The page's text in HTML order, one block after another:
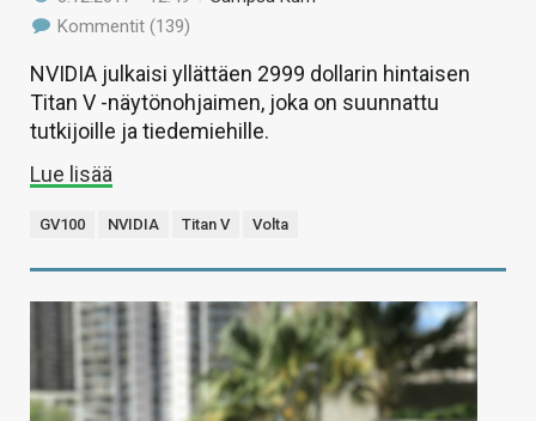
Kommentit (139)
NVIDIA julkaisi yllättäen 2999 dollarin hintaisen
Titan V -näytönohjaimen, joka on suunnattu
tutkijoille ja tiedemiehille.
Lue lisää
GV100 NVIDIA Titan V Volta